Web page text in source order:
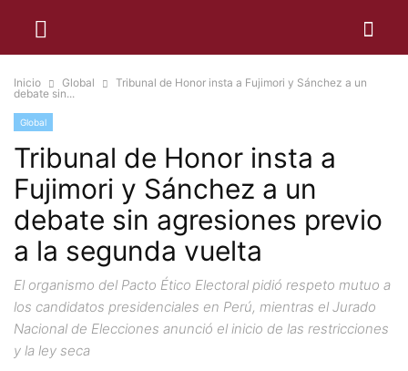
Inicio Global
Tribunal de Honor insta a Fujimori y Sánchez a un
debate sin...
Global
Tribunal de Honor insta a
Fujimori y Sánchez a un
debate sin agresiones previo
a la segunda vuelta
El organismo del Pacto Ético Electoral pidió respeto mutuo a
los candidatos presidenciales en Perú, mientras el Jurado
Nacional de Elecciones anunció el inicio de las restricciones
y la ley seca